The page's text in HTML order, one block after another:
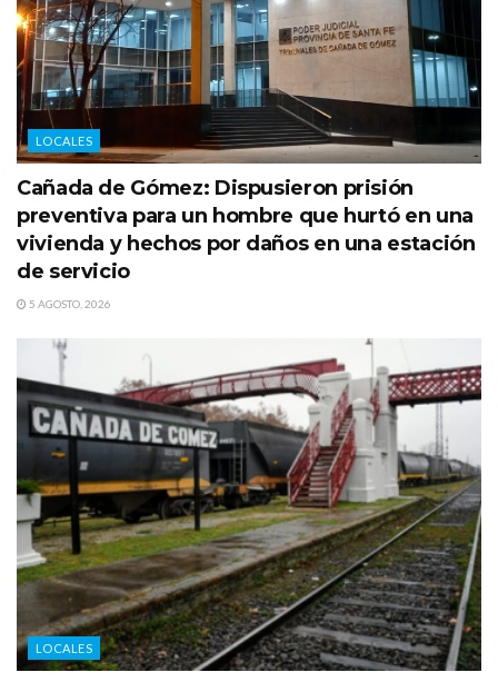
LOCALES
Cañada de Gómez: Dispusieron prisión
preventiva para un hombre que hurtó en una
vivienda y hechos por daños en una estación
de servicio
5 AGOSTO, 2026
LOCALES